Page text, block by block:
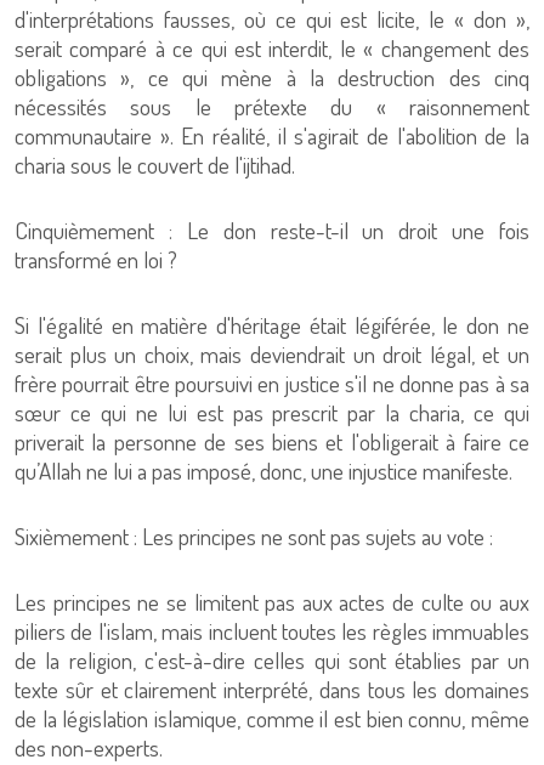
d'interprétations fausses, où ce qui est licite, le « don »,
serait comparé à ce qui est interdit, le « changement des
obligations », ce qui mène à la destruction des cinq
nécessités sous le prétexte du « raisonnement
communautaire ». En réalité, il s'agirait de l'abolition de la
charia sous le couvert de l'ijtihad.
Cinquièmement : Le don reste-t-il un droit une fois
transformé en loi ?
Si l'égalité en matière d'héritage était légiférée, le don ne
serait plus un choix, mais deviendrait un droit légal, et un
frère pourrait être poursuivi en justice s'il ne donne pas à sa
sœur ce qui ne lui est pas prescrit par la charia, ce qui
priverait la personne de ses biens et l'obligerait à faire ce
qu’Allah ne lui a pas imposé, donc, une injustice manifeste.
Sixièmement : Les principes ne sont pas sujets au vote :
Les principes ne se limitent pas aux actes de culte ou aux
piliers de l'islam, mais incluent toutes les règles immuables
de la religion, c'est-à-dire celles qui sont établies par un
texte sûr et clairement interprété, dans tous les domaines
de la législation islamique, comme il est bien connu, même
des non-experts.